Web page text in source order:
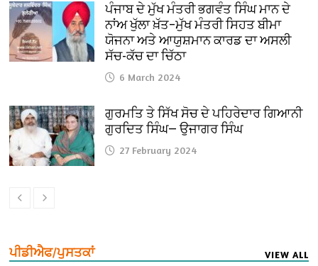
ਪੰਜਾਬ ਦੇ ਮੁੱਖ ਮੰਤਰੀ ਭਗਵੰਤ ਸਿੰਘ ਮਾਨ ਦੇ
ਨਾਂਅ ਖੁੱਲਾ ਖ਼ੱਤ–ਮੁੱਖ ਮੰਤਰੀ ਸਿਹਤ ਬੀਮਾ
ਯੋਜਨਾ ਅਤੇ ਆਯੁਸ਼ਮਾਨ ਕਾਰਡ ਦਾ ਅਸਲੀ
ਸੱਚ-ਕੱਚ ਦਾ ਚਿੱਠਾ
6 March 2024
ਗੁਰਮਤਿ ਤੇ ਸਿੱਖ ਸੋਚ ਦੇ ਪਹਿਰੇਦਾਰ ਗਿਆਨੀ
ਗੁਰਦਿਤ ਸਿੰਘ— ਉਜਾਗਰ ਸਿੰਘ
27 February 2024
ਪੀਡੀਐਫ/ਪੁਸਤਕਾਂ VIEW ALL